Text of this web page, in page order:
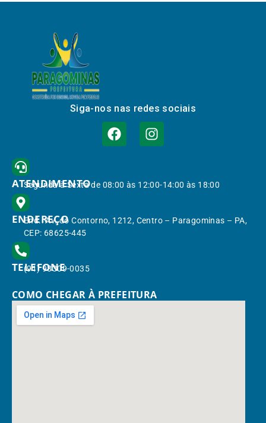
Siga-nos nas redes sociais
ATENDIMENTO
Segunda à Sexta de 08:00 às 12:00-14:00 às 18:00
ENDEREÇO
End.: Av. do Contorno, 1212, Centro – Paragominas – PA,
CEP: 68625-445
TELEFONE
(91) 98309-0035
COMO CHEGAR À PREFEITURA